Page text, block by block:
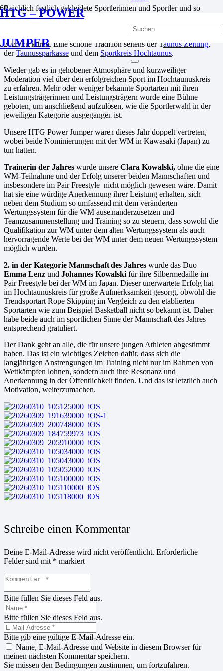
HTG – POWER
JUMPER
Reichlich festlich gekleidete Sportlerinnen und Sportler und so
manches prominente aus Politik und Wirtschaft hat sich am 09. März
Oberursel versammelt, um
Sportler und Sportlerin sowie Mannschaft und Trainer des Jahres
2025 zu küren. Eine schöne Tradition seitens der Taunus Zeitung,
derTaunussparkasse und dem Sportkreis Hochtaunus.
Wieder gab es in gehobener Atmosphäre und kurzweiliger
Moderation viel über den erfolgreichen Sport im Hochtaunuskreis
zu erfahren. Mehr oder weniger bekannte Sportarten mit ihren
Leistungsträgerinnen und Leistungsträgern wurde eine Bühne
geboten, um anschließend aufzulösen, wie die Sportlerwahl in der
jeweiligen Kategorie ausgegangen ist.
Unsere HTG Power Jumper waren dieses Jahr doppelt vertreten,
wobei beide Nominierungen mit der WM in Kawasaki (Japan) zu
tun hatten.
Trainerin der Jahres wurde unsere Clara Kowalski, ohne die eine
WM-Teilnahme und der Erfolg unserer beiden Mannschaften und
insbesondere im Pair Freestyle nicht möglich gewesen wäre. Damit
hat sie eine würdige Anerkennung ihrer Leistung erhalten, sich
neben dem Studium so umfassend mit dem veränderten
Wertungssystem für die WM auseinanderzusetzen und
Teamzusammenstellung und Training so zu steuern, dass sowohl die
Qualifikation zur WM unter dem alten Wertungssystem als auch
hervorragende Werte bei der WM unter dem neuen Wertungssystem
möglich wurden.
2. in der Kategorie Mannschaft des Jahres wurde das Duo
Emma Lenz und Johannes Kowalski für ihre Silbermedaille im
Pair Freestyle bei der WM im Japan. Dieser unerwartete Erfolg hat
im Hochtaunuskreis für große Aufmerksamkeit gesorgt, obwohl die
Trendsportart Rope Skipping im Vergleich zu den etablierten
Sportarten wie zum Beispiel Basketball nicht so bekannt ist. Daher
habe beide auch im sportlichen Sinne der Mannschaft des Jahres
entsprechend gratuliert.
Der Dank geht an alle, die für unsere jungen Athleten abgestimmt
haben. Das ist ein wichtiges Zeichen dafür, dass sich die
langjährigen Anstrengungen im Training nicht nur im Rahmen von
Wettkämpfen lohnen, sondern auch ihre Resonanz und
Anerkennung in der Öffentlichkeit finden. Und das ist letztlich auch
Motivation, weiterzumachen.
Schreibe einen Kommentar
Deine E-Mail-Adresse wird nicht veröffentlicht. Erforderliche
Felder sind mit * markiert
Bitte füllen Sie dieses Feld aus.
Bitte füllen Sie dieses Feld aus.
Bitte gib eine gültige E-Mail-Adresse ein.
Name, E-Mail-Adresse und Website in diesem Browser für
meinen nächsten Kommentar speichern.
Sie müssen den Bedingungen zustimmen, um fortzufahren.